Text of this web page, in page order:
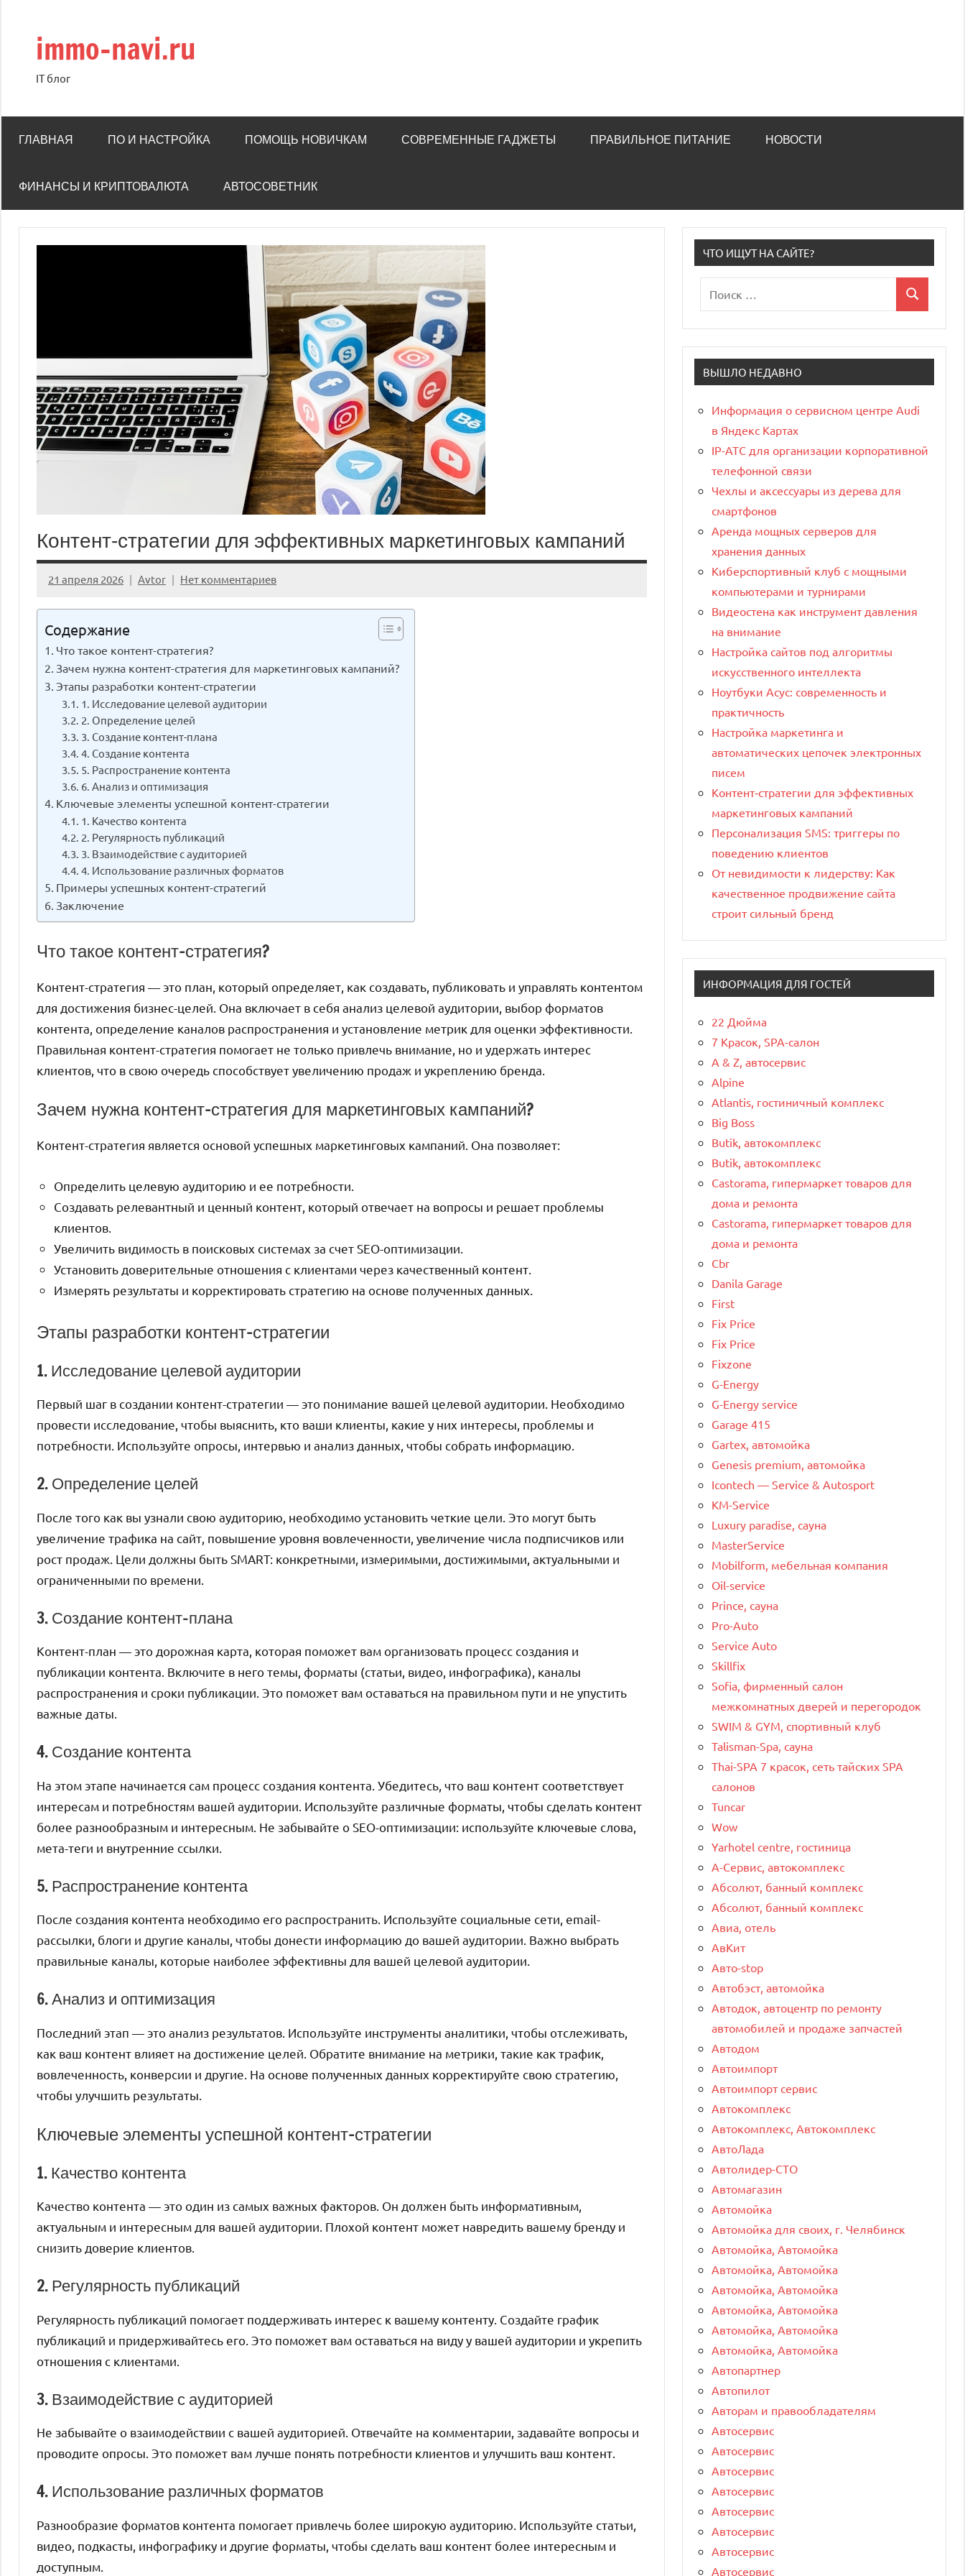
содержимому
immo-navi.ru
IT блог
ГЛАВНАЯ ПО И НАСТРОЙКА ПОМОЩЬ НОВИЧКАМ СОВРЕМЕННЫЕ ГАДЖЕТЫ ПРАВИЛЬНОЕ ПИТАНИЕ НОВОСТИ
ФИНАНСЫ И КРИПТОВАЛЮТА АВТОСОВЕТНИК
Контент‑стратегии для эффективных маркетинговых кампаний
21 апреля 2026 Avtor Нет комментариев
Содержание
Что такое контент-стратегия?
Зачем нужна контент-стратегия для маркетинговых кампаний?
Этапы разработки контент-стратегии
1. Исследование целевой аудитории
2. Определение целей
3. Создание контент-плана
4. Создание контента
5. Распространение контента
6. Анализ и оптимизация
Ключевые элементы успешной контент-стратегии
1. Качество контента
2. Регулярность публикаций
3. Взаимодействие с аудиторией
4. Использование различных форматов
Примеры успешных контент-стратегий
Заключение
Что такое контент-стратегия?
Контент-стратегия — это план, который определяет, как создавать, публиковать и управлять контентом
для достижения бизнес-целей. Она включает в себя анализ целевой аудитории, выбор форматов
контента, определение каналов распространения и установление метрик для оценки эффективности.
Правильная контент-стратегия помогает не только привлечь внимание, но и удержать интерес
клиентов, что в свою очередь способствует увеличению продаж и укреплению бренда.
Зачем нужна контент-стратегия для маркетинговых кампаний?
Контент-стратегия является основой успешных маркетинговых кампаний. Она позволяет:
Определить целевую аудиторию и ее потребности.
Создавать релевантный и ценный контент, который отвечает на вопросы и решает проблемы
клиентов.
Увеличить видимость в поисковых системах за счет SEO-оптимизации.
Установить доверительные отношения с клиентами через качественный контент.
Измерять результаты и корректировать стратегию на основе полученных данных.
Этапы разработки контент-стратегии
1. Исследование целевой аудитории
Первый шаг в создании контент-стратегии — это понимание вашей целевой аудитории. Необходимо
провести исследование, чтобы выяснить, кто ваши клиенты, какие у них интересы, проблемы и
потребности. Используйте опросы, интервью и анализ данных, чтобы собрать информацию.
2. Определение целей
После того как вы узнали свою аудиторию, необходимо установить четкие цели. Это могут быть
увеличение трафика на сайт, повышение уровня вовлеченности, увеличение числа подписчиков или
рост продаж. Цели должны быть SMART: конкретными, измеримыми, достижимыми, актуальными и
ограниченными по времени.
3. Создание контент-плана
Контент-план — это дорожная карта, которая поможет вам организовать процесс создания и
публикации контента. Включите в него темы, форматы (статьи, видео, инфографика), каналы
распространения и сроки публикации. Это поможет вам оставаться на правильном пути и не упустить
важные даты.
4. Создание контента
На этом этапе начинается сам процесс создания контента. Убедитесь, что ваш контент соответствует
интересам и потребностям вашей аудитории. Используйте различные форматы, чтобы сделать контент
более разнообразным и интересным. Не забывайте о SEO-оптимизации: используйте ключевые слова,
мета-теги и внутренние ссылки.
5. Распространение контента
После создания контента необходимо его распространить. Используйте социальные сети, email-
рассылки, блоги и другие каналы, чтобы донести информацию до вашей аудитории. Важно выбрать
правильные каналы, которые наиболее эффективны для вашей целевой аудитории.
6. Анализ и оптимизация
Последний этап — это анализ результатов. Используйте инструменты аналитики, чтобы отслеживать,
как ваш контент влияет на достижение целей. Обратите внимание на метрики, такие как трафик,
вовлеченность, конверсии и другие. На основе полученных данных корректируйте свою стратегию,
чтобы улучшить результаты.
Ключевые элементы успешной контент-стратегии
1. Качество контента
Качество контента — это один из самых важных факторов. Он должен быть информативным,
актуальным и интересным для вашей аудитории. Плохой контент может навредить вашему бренду и
снизить доверие клиентов.
2. Регулярность публикаций
Регулярность публикаций помогает поддерживать интерес к вашему контенту. Создайте график
публикаций и придерживайтесь его. Это поможет вам оставаться на виду у вашей аудитории и укрепить
отношения с клиентами.
3. Взаимодействие с аудиторией
Не забывайте о взаимодействии с вашей аудиторией. Отвечайте на комментарии, задавайте вопросы и
проводите опросы. Это поможет вам лучше понять потребности клиентов и улучшить ваш контент.
4. Использование различных форматов
Разнообразие форматов контента помогает привлечь более широкую аудиторию. Используйте статьи,
видео, подкасты, инфографику и другие форматы, чтобы сделать ваш контент более интересным и
доступным.
ЧТО ИЩУТ НА САЙТЕ?
для:
Поиск
ВЫШЛО НЕДАВНО
Информация о сервисном центре Audi
в Яндекс Картах
IP-АТС для организации корпоративной
телефонной связи
Чехлы и аксессуары из дерева для
смартфонов
Аренда мощных серверов для
хранения данных
Киберспортивный клуб с мощными
компьютерами и турнирами
Видеостена как инструмент давления
на внимание
Настройка сайтов под алгоритмы
искусственного интеллекта
Ноутбуки Асус: современность и
практичность
Настройка маркетинга и
автоматических цепочек электронных
писем
Контент‑стратегии для эффективных
маркетинговых кампаний
Персонализация SMS: триггеры по
поведению клиентов
От невидимости к лидерству: Как
качественное продвижение сайта
строит сильный бренд
ИНФОРМАЦИЯ ДЛЯ ГОСТЕЙ
22 Дюйма
7 Красок, SPA-салон
A & Z, автосервис
Alpine
Atlantis, гостиничный комплекс
Big Boss
Butik, автокомплекс
Butik, автокомплекс
Castorama, гипермаркет товаров для
дома и ремонта
Castorama, гипермаркет товаров для
дома и ремонта
Cbr
Danila Garage
First
Fix Price
Fix Price
Fixzone
G-Energy
G-Energy service
Garage 415
Gartex, автомойка
Genesis premium, автомойка
Icontech — Service & Autosport
KM-Service
Luxury paradise, сауна
MasterService
Mobilform, мебельная компания
Oil-service
Prince, сауна
Pro-Auto
Service Auto
Skillfix
Sofia, фирменный салон
межкомнатных дверей и перегородок
SWIM & GYM, спортивный клуб
Talisman-Spa, сауна
Thai-SPA 7 красок, сеть тайских SPA
салонов
Tuncar
Wow
Yarhotel centre, гостиница
А-Сервис, автокомплекс
Абсолют, банный комплекс
Абсолют, банный комплекс
Авиа, отель
АвКит
Авто-stop
Автобэст, автомойка
Автодок, автоцентр по ремонту
автомобилей и продаже запчастей
Автодом
Автоимпорт
Автоимпорт сервис
Автокомплекс
Автокомплекс, Автокомплекс
АвтоЛада
Автолидер-СТО
Автомагазин
Автомойка
Автомойка для своих, г. Челябинск
Автомойка, Автомойка
Автомойка, Автомойка
Автомойка, Автомойка
Автомойка, Автомойка
Автомойка, Автомойка
Автомойка, Автомойка
Автопартнер
Автопилот
Авторам и правообладателям
Автосервис
Автосервис
Автосервис
Автосервис
Автосервис
Автосервис
Автосервис
Автосервис